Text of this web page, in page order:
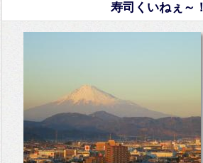
寿司くいねぇ～！